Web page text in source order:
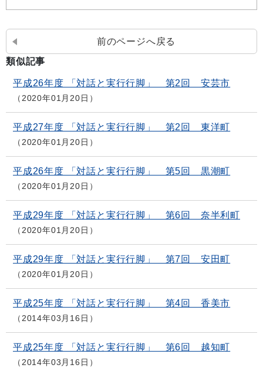
前のページへ戻る
類似記事
平成26年度 「対話と実行行脚」 第2回 安芸市
2020年01月20日
平成27年度 「対話と実行行脚」 第2回 東洋町
2020年01月20日
平成26年度 「対話と実行行脚」 第5回 黒潮町
2020年01月20日
平成29年度 「対話と実行行脚」 第6回 奈半利町
2020年01月20日
平成29年度 「対話と実行行脚」 第7回 安田町
2020年01月20日
平成25年度 「対話と実行行脚」 第4回 香美市
2014年03月16日
平成25年度 「対話と実行行脚」 第6回 越知町
2014年03月16日